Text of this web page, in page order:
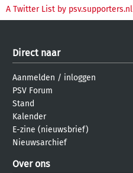
A Twitter List by psv.supporters.nl
Direct naar
Aanmelden / inloggen
PSV Forum
Stand
Kalender
E-zine (nieuwsbrief)
Nieuwsarchief
Over ons